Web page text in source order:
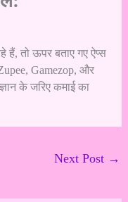
तो ऊपर बताए गए ऐप्स
Gamezop, और
के जरिए कमाई का
Next Post →